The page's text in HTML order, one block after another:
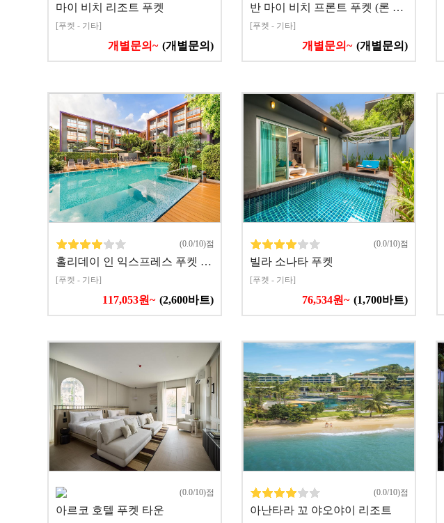
마이 비치 리조트 푸켓
[푸켓 - 기타]
개별문의~ (개별문의)
반 마이 비치 프론트 푸켓 (론 …
[푸켓 - 기타]
개별문의~ (개별문의)
(0.0/10)점
홀리데이 인 익스프레스 푸켓 …
[푸켓 - 기타]
117,053원~ (2,600바트)
(0.0/10)점
빌라 소나타 푸켓
[푸켓 - 기타]
76,534원~ (1,700바트)
(0.0/10)점
아르코 호텔 푸켓 타운
(0.0/10)점
아난타라 꼬 야오야이 리조트